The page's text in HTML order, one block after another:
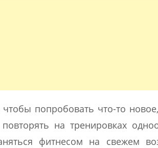
попробовать что-то
на тренировках
фитнесом на свежем